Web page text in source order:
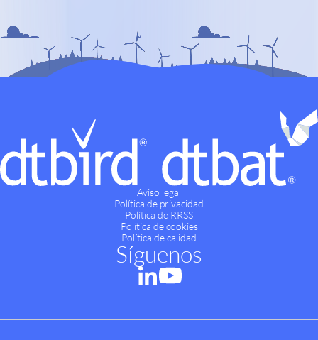
Aviso legal
Política de privacidad
Política de RRSS
Política de cookies
Política de calidad
Síguenos